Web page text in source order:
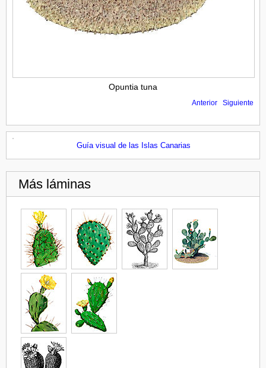
Opuntia tuna
Anterior Siguiente
Guía visual de las Islas Canarias
Más láminas